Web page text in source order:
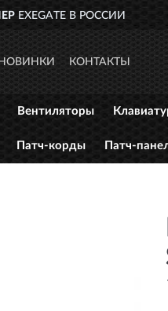
EXEGATE В РОССИИ
НОВИНКИ КОНТАКТЫ
Вентиляторы
Патч-корды Патч-